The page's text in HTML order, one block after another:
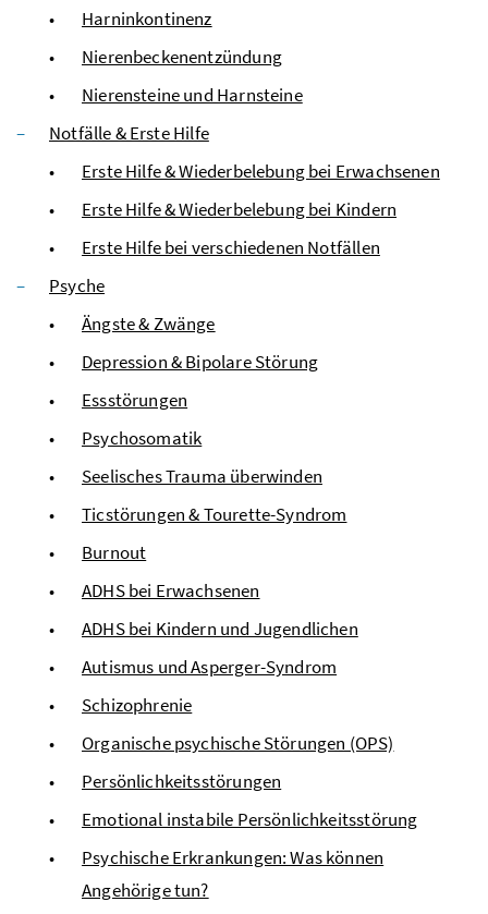
Harninkontinenz
Nierenbeckenentzündung
Nierensteine und Harnsteine
Notfälle & Erste Hilfe
Erste Hilfe & Wiederbelebung bei Erwachsenen
Erste Hilfe & Wiederbelebung bei Kindern
Erste Hilfe bei verschiedenen Notfällen
Psyche
Ängste & Zwänge
Depression & Bipolare Störung
Essstörungen
Psychosomatik
Seelisches Trauma überwinden
Ticstörungen & Tourette-Syndrom
Burnout
ADHS bei Erwachsenen
ADHS bei Kindern und Jugendlichen
Autismus und Asperger-Syndrom
Schizophrenie
Organische psychische Störungen (OPS)
Persönlichkeitsstörungen
Emotional instabile Persönlichkeitsstörung
Psychische Erkrankungen: Was können
Angehörige tun?